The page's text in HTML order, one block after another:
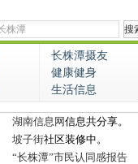
长株潭摄友
健康健身
生活信息
湖南信息网信息共分享。
坡子街社区装修中。
“长株潭”市民认同感报告